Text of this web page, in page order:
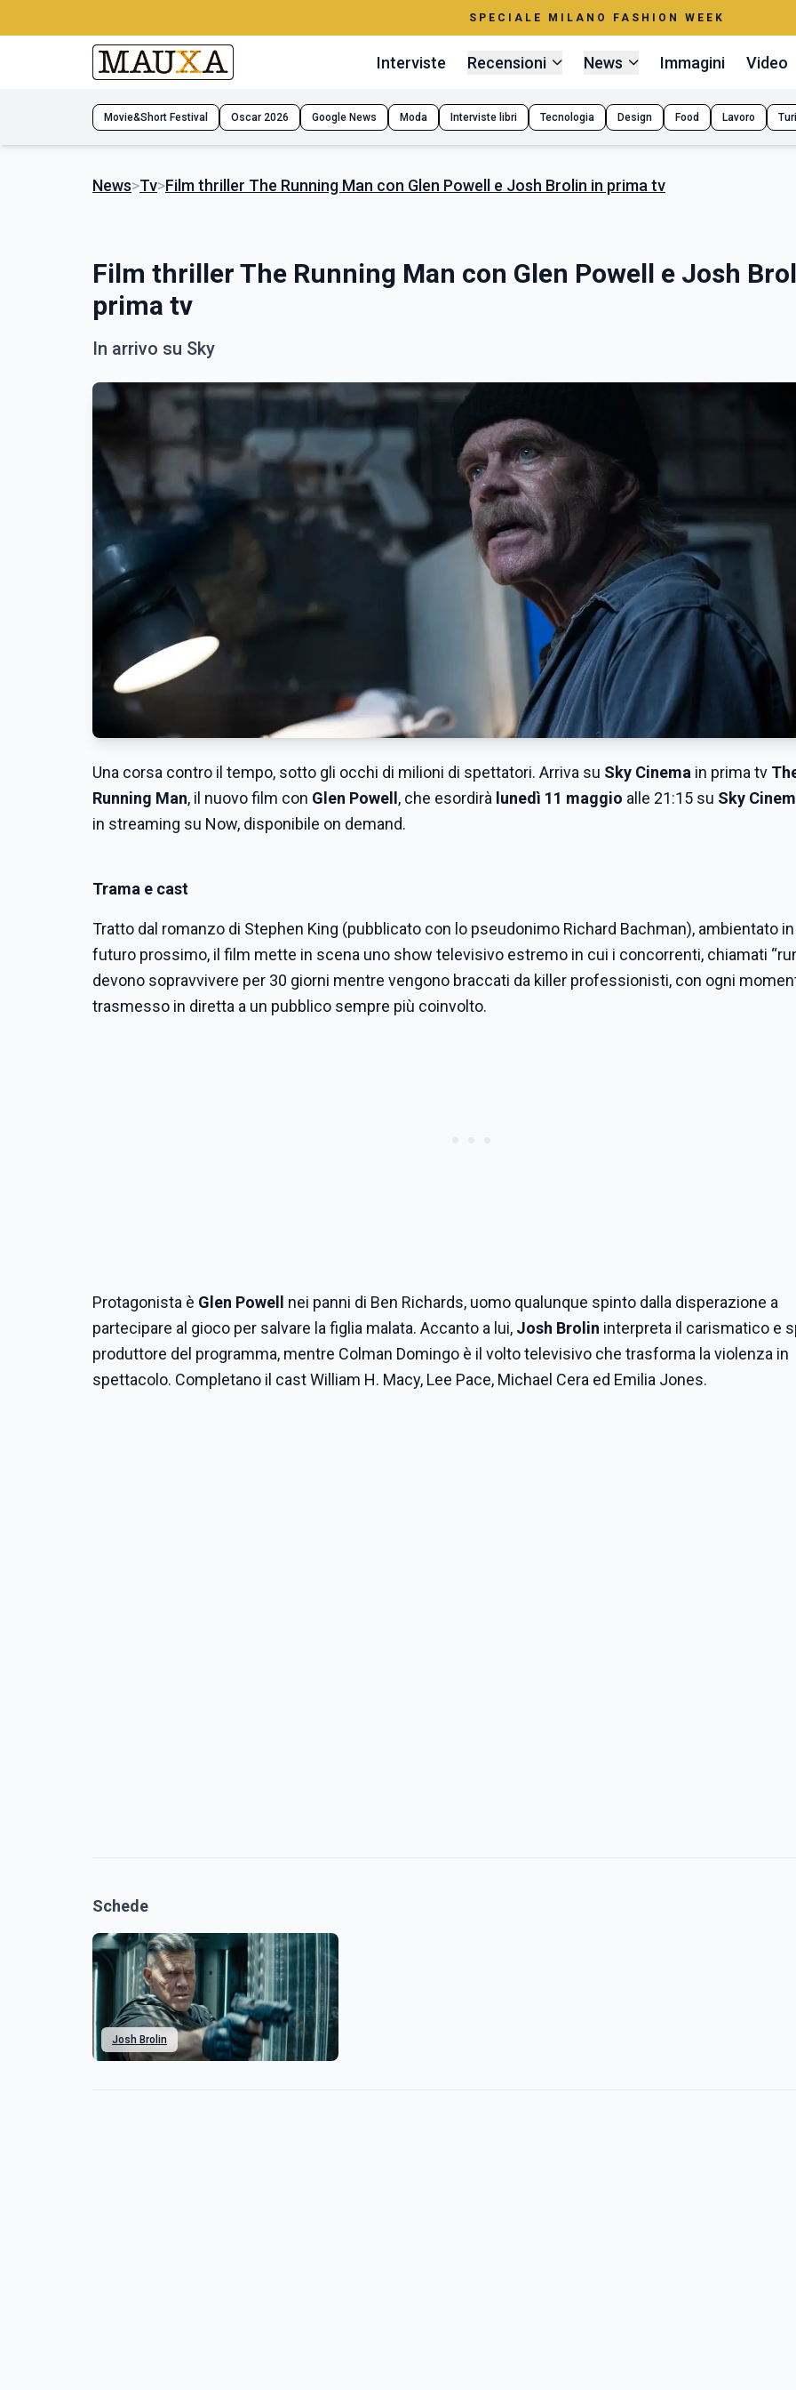
SPECIALE MILANO FASHION WEEK
Interviste Recensioni News Immagini Video
Movie&Short Festival Oscar 2026 Google News Moda Interviste libri Tecnologia Design Food Lavoro
News>Tv>Film thriller The Running Man con Glen Powell e Josh Brolin in prima tv
Film thriller The Running Man con Glen Powell e Josh
prima tv
In arrivo su Sky
Una corsa contro il tempo, sotto gli occhi di milioni di spettatori. Arriva su Sky Cinema in prima tv
Running Man, il nuovo film con Glen Powell , che esordirà lunedì 11 maggio alle 21:15 su Sky
in streaming su Now, disponibile on demand.
Trama e cast
Tratto dal romanzo di Stephen King (pubblicato con lo pseudonimo Richard Bachman), ambientato
futuro prossimo, il film mette in scena uno show televisivo estremo in cui i concorrenti, chiamati
devono sopravvivere per 30 giorni mentre vengono braccati da killer professionisti, con ogni
trasmesso in diretta a un pubblico sempre più coinvolto.
Protagonista è Glen Powell
nei panni di Ben Richards, uomo qualunque spinto dalla disperazione a
partecipare al gioco per salvare la figlia malata. Accanto a lui, Josh Brolin interpreta il carismatico e
produttore del programma, mentre Colman Domingo è il volto televisivo che trasforma la violenza in
spettacolo. Completano il cast William H. Macy, Lee Pace, Michael Cera ed Emilia Jones.
Schede
Josh Brolin